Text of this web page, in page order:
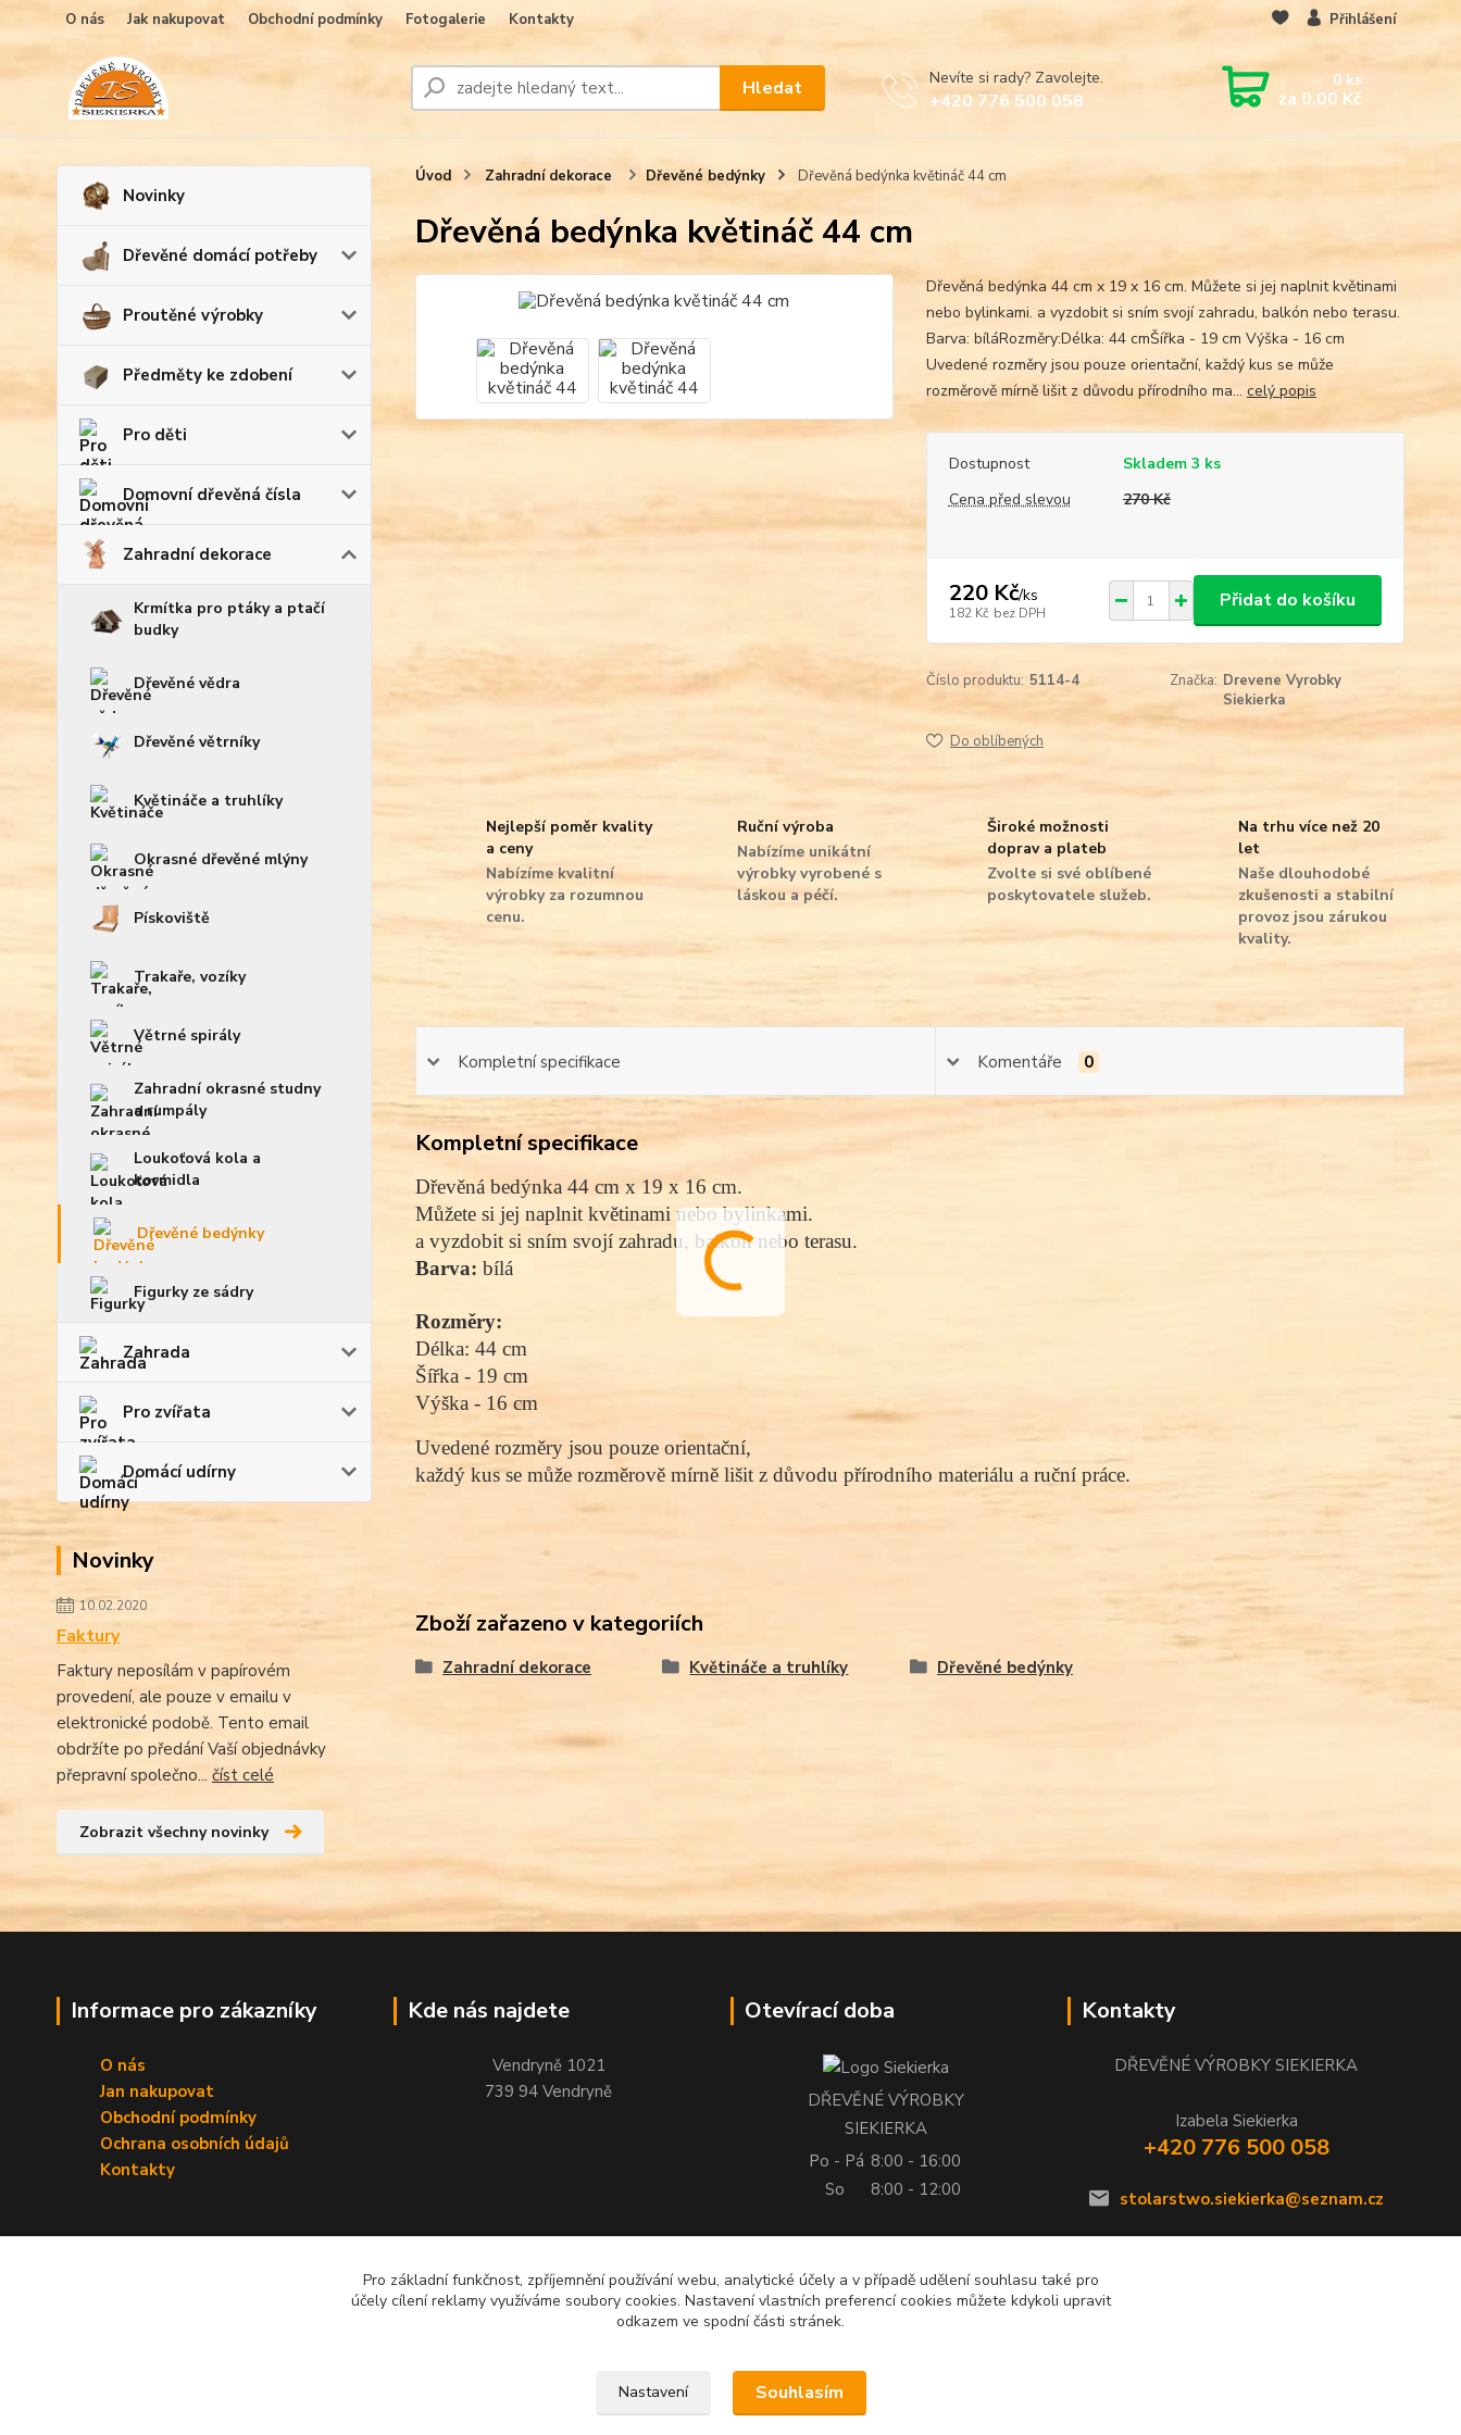
O nás Jak nakupovat Obchodní podmínky Fotogalerie Kontakty Přihlášení
Hledat Nevíte si rady? Zavolejte.
+420 776 500 058
0 ks
za 0,00 Kč
Novinky
Dřevěné domácí potřeby
Proutěné výrobky
Předměty ke zdobení
Pro děti
Domovní dřevěná čísla
Zahradní dekorace
Krmítka pro ptáky a ptačí
budky
Dřevěné vědra
Dřevěné větrníky
Květináče a truhlíky
Okrasné dřevěné mlýny
Pískoviště
Trakaře, vozíky
Větrné spirály
Zahradní okrasné studny
a rumpály
Loukoťová kola a
kormidla
Dřevěné bedýnky
Figurky ze sádry
Zahrada
Pro zvířata
Domácí udírny
Novinky
10.02.2020
Faktury
Faktury neposílám v papírovém
provedení, ale pouze v emailu v
elektronické podobě. Tento email
obdržíte po předání Vaší objednávky
přepravní společno... číst celé
Zobrazit všechny novinky
Úvod Zahradní dekorace Dřevěné bedýnky Dřevěná bedýnka květináč 44 cm
Dřevěná bedýnka květináč 44 cm
Dřevěná bedýnka 44 cm x 19 x 16 cm. Můžete si jej naplnit květinami
nebo bylinkami. a vyzdobit si sním svojí zahradu, balkón nebo terasu.
Barva: bíláRozměry:Délka: 44 cmŠířka - 19 cm Výška - 16 cm
Uvedené rozměry jsou pouze orientační, každý kus se může
rozměrově mírně lišit z důvodu přírodního ma... celý popis
Dostupnost
Skladem 3 ks
Cena před slevou
270 Kč
220 Kč/ks
182 Kč bez DPH
Přidat do košíku
Číslo produktu: 5114-4 Značka: Drevene Vyrobky
Siekierka
Do oblíbených
Nejlepší poměr kvality
a ceny
Nabízíme kvalitní
výrobky za rozumnou
cenu.
Ruční výroba
Nabízíme unikátní
výrobky vyrobené s
láskou a péčí.
Široké možnosti
doprav a plateb
Zvolte si své oblíbené
poskytovatele služeb.
Na trhu více než 20
let
Naše dlouhodobé
zkušenosti a stabilní
provoz jsou zárukou
kvality.
Kompletní specifikace Komentáře 0
Kompletní specifikace
Dřevěná bedýnka 44 cm x 19 x 16 cm.
Můžete si jej naplnit květinami nebo bylinkami.
a vyzdobit si sním svojí zahradu, balkón nebo terasu.
Barva: bílá
Rozměry:
Délka: 44 cm
Šířka - 19 cm
Výška - 16 cm
Uvedené rozměry jsou pouze orientační,
každý kus se může rozměrově mírně lišit z důvodu přírodního materiálu a ruční práce.
Zboží zařazeno v kategoriích
Zahradní dekorace Květináče a truhlíky Dřevěné bedýnky
Informace pro zákazníky
O nás
Jan nakupovat
Obchodní podmínky
Ochrana osobních údajů
Kontakty
Kde nás najdete
Vendryně 1021
739 94 Vendryně
Otevírací doba
DŘEVĚNÉ VÝROBKY
SIEKIERKA
Po - Pá 8:00 - 16:00
So
8:00 - 12:00
Kontakty
DŘEVĚNÉ VÝROBKY SIEKIERKA
Izabela Siekierka
+420 776 500 058
stolarstwo.siekierka@seznam.cz
Pro základní funkčnost, zpříjemnění používání webu, analytické účely a v případě udělení souhlasu také pro
účely cílení reklamy využíváme soubory cookies. Nastavení vlastních preferencí cookies můžete kdykoli upravit
odkazem ve spodní části stránek.
Nastavení Souhlasím